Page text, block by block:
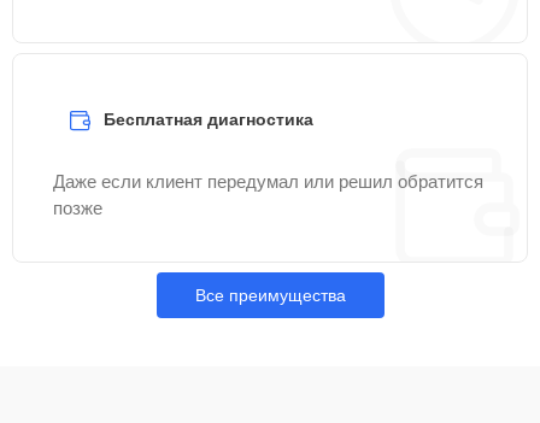
Бесплатная диагностика
Даже если клиент передумал или решил обратится
позже
Все преимущества